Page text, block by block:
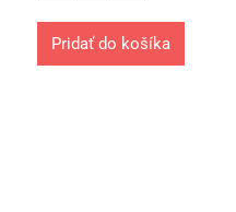
Pridať do košíka